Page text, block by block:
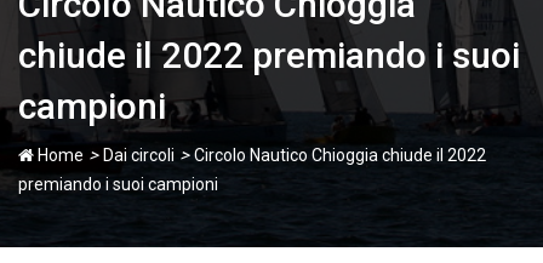
chiude il 2022 premiando i suoi
campioni
Home > Dai circoli >Circolo Nautico Chioggia chiude il 2022
premiando i suoi campioni